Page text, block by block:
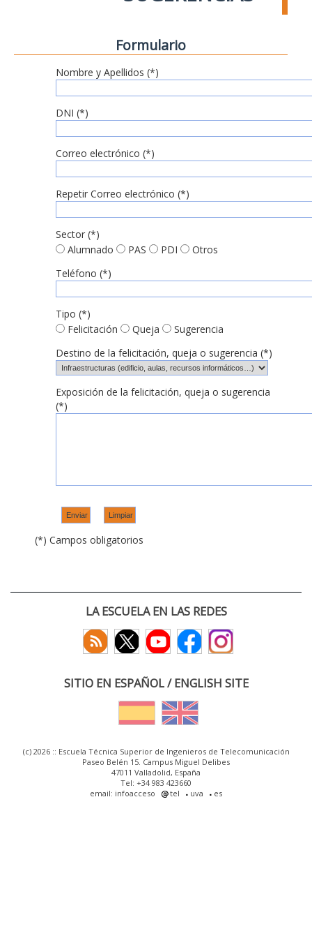
Formulario
Nombre y Apellidos (*)
DNI (*)
Correo electrónico (*)
Repetir Correo electrónico (*)
Sector (*)
Alumnado
PAS PDI
Otros
Teléfono (*)
Tipo (*)
Felicitación
Queja
Sugerencia
Destino de la felicitación, queja o sugerencia (*)
Exposición de la felicitación, queja o sugerencia
(*)
(*) Campos obligatorios
LA ESCUELA EN LAS REDES
SITIO EN ESPAÑOL / ENGLISH SITE
(c) 2026 :: Escuela Técnica Superior de Ingenieros de Telecomunicación
Paseo Belén 15. Campus Miguel Delibes
47011 Valladolid, España
Tel: +34 983 423660
email: infoacceso
tel uva es